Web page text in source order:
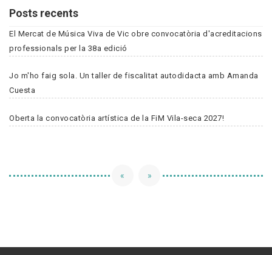
Posts recents
El Mercat de Música Viva de Vic obre convocatòria d'acreditacions
professionals per la 38a edició
Jo m'ho faig sola. Un taller de fiscalitat autodidacta amb Amanda
Cuesta
Oberta la convocatòria artística de la FiM Vila-seca 2027!
« »